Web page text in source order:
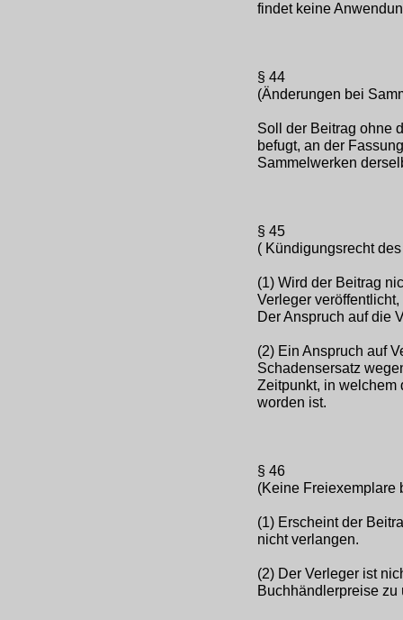
findet keine
§ 44
(Änderungen bei
Soll der Beitrag ohne
befugt, an der
Sammelwerken
§ 45
( Kündigungsrecht
(1) Wird der Beitrag
Verleger
Der Anspruch auf die
(2) Ein Anspruch auf
Schadensersatz
Zeitpunkt, in welchem
worden ist.
§ 46
(Keine Freiexemplare
(1) Erscheint der
nicht verlangen.
(2) Der Verleger ist
Buchhändlerpreise zu